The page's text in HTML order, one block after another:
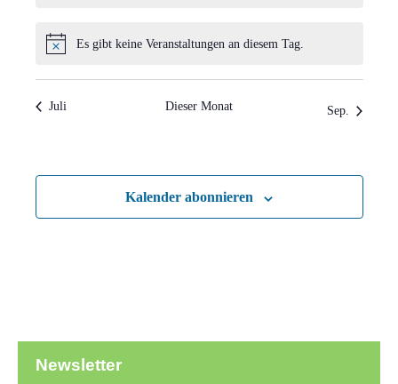
Hinweis
Es gibt keine Veranstaltungen an diesem Tag.
Juli Dieser Monat Sep.
Kalender abonnieren
Newsletter